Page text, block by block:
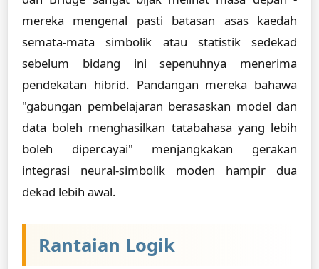
mereka mengenal pasti batasan asas kaedah
semata-mata simbolik atau statistik sedekad
sebelum bidang ini sepenuhnya menerima
pendekatan hibrid. Pandangan mereka bahawa
"gabungan pembelajaran berasaskan model dan
data boleh menghasilkan tatabahasa yang lebih
boleh dipercayai" menjangkakan gerakan
integrasi neural-simbolik moden hampir dua
dekad lebih awal.
Rantaian Logik